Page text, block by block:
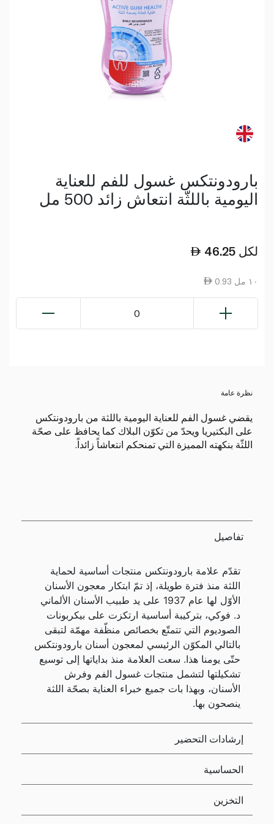
بارودونتكس غسول للفم للعناية
اليومية باللثّة انتعاش زائد 500 مل
46.25 لكل
0.93 ١٠ مل
0
نظرة عامة
يقضي غسول الفم للعناية اليومية باللثة من بارودونتكس
على البكتيريا ويحدّ من تكوّن البلاك كما يحافظ على صحّة
اللثّة بنكهته المميزة التي تمنحكم انتعاشاً زائداً.
تفاصيل
تقدّم علامة بارودونتكس منتجات أساسية لحماية
اللثة منذ فترة طويلة، إذ تمّ ابتكار معجون الأسنان
الأوّل لها عام 1937 على يد طبيب الأسنان الألماني
د. فوكي، بتركيبة أساسية ارتكزت على بيكربونات
الصوديوم التي تتمتّع بخصائص منظّفة مهمّة لتبقى
بالتالي المكوّن الرئيسي لمعجون أسنان بارودونتكس
حتّى يومنا هذا. سعت العلامة منذ بداياتها إلى توسيع
تشكيلتها لتشمل منتجات غسول الفم وفرش
الأسنان، وبهذا بات جميع خبراء العناية بصحّة اللثة
ينصحون بها.
إرشادات التحضير
الحساسية
التخزين